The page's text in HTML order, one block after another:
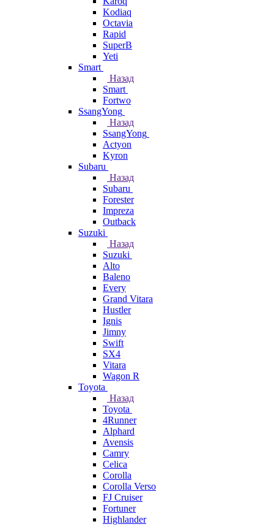
Kodiaq
Octavia
Rapid
SuperB
Yeti
Smart
Назад
Smart
Fortwo
SsangYong
Назад
SsangYong
Actyon
Kyron
Subaru
Назад
Subaru
Forester
Impreza
Outback
Suzuki
Назад
Suzuki
Alto
Baleno
Every
Grand Vitara
Hustler
Ignis
Jimny
Swift
SX4
Vitara
Wagon R
Toyota
Назад
Toyota
4Runner
Alphard
Avensis
Camry
Celica
Corolla
Corolla Verso
FJ Cruiser
Fortuner
Highlander